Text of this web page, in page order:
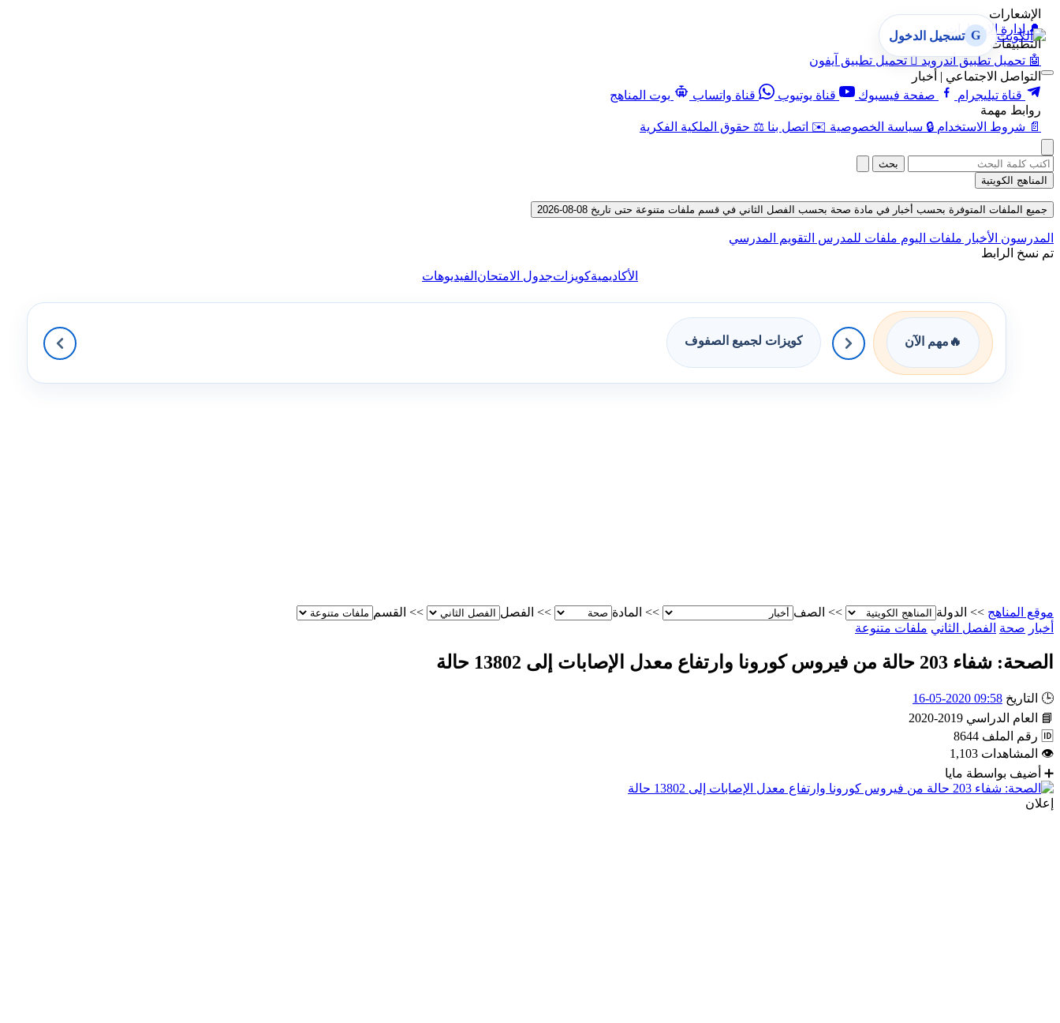
الإشعارات
🔔 إدارة الإشعارات
التطبيقات
🤖 تحميل تطبيق أندرويد  تحميل تطبيق آيفون
التواصل الاجتماعي | أخبار
قناة تيليجرام
صفحة فيسبوك قناة يوتيوب قناة واتساب
بوت المناهج
روابط مهمة
📄 شروط الاستخدام 🔒 سياسة الخصوصية ✉️ اتصل بنا ⚖️ حقوق الملكية الفكرية
G تسجيل الدخول
بحث
المناهج الكويتية
جميع الملفات المتوفرة بحسب أخبار في مادة صحة بحسب الفصل الثاني في قسم ملفات متنوعة حتى تاريخ 08-08-2026
المدرسون الأخبار ملفات اليوم ملفات للمدرس التقويم المدرسي
تم نسخ الرابط
الأكاديميةكويزاتجدول الامتحان الفيديوهات
🔥 مهم الآن كويزات لجميع الصفوف
موقع المناهج >> الدولة >> الصف >> المادة >> الفصل >> القسم
أخبار صحة الفصل الثاني ملفات متنوعة
الصحة: شفاء 203 حالة من فيروس كورونا وارتفاع معدل الإصابات إلى 13802 حالة
🕒 التاريخ 09:58 2020-05-16
📘
العام الدراسي 2019-2020
🆔 رقم الملف 8644
👁 المشاهدات 1,103
➕ أضيف بواسطة مايا
إعلان